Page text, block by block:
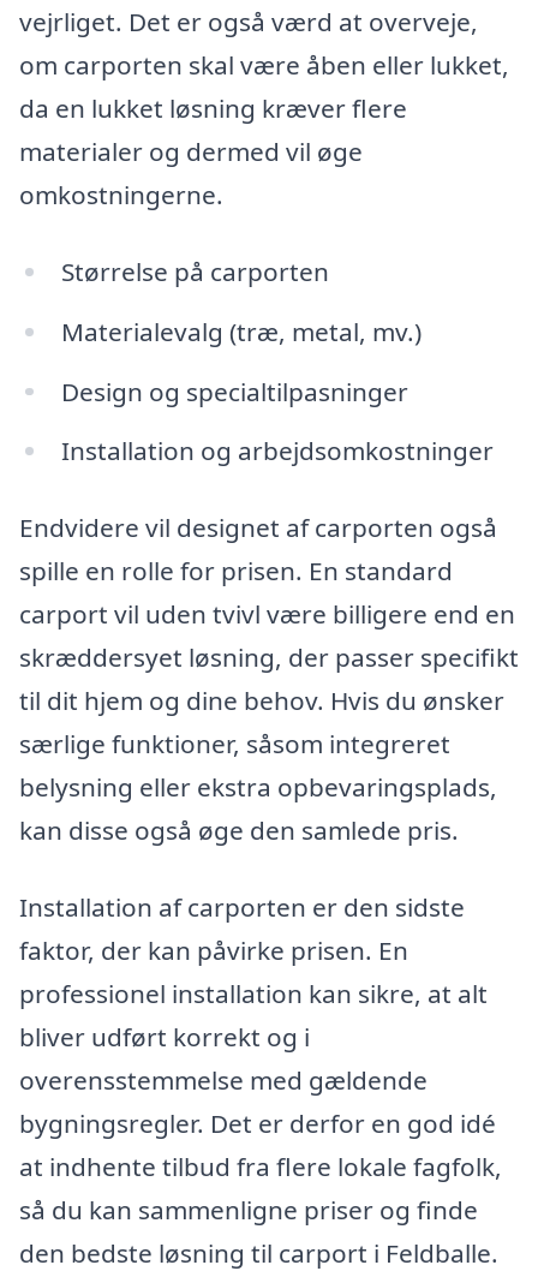
vejrliget. Det er også værd at overveje,
om carporten skal være åben eller lukket,
da en lukket løsning kræver flere
materialer og dermed vil øge
omkostningerne.
Størrelse på carporten
Materialevalg (træ, metal, mv.)
Design og specialtilpasninger
Installation og arbejdsomkostninger
Endvidere vil designet af carporten også
spille en rolle for prisen. En standard
carport vil uden tvivl være billigere end en
skræddersyet løsning, der passer specifikt
til dit hjem og dine behov. Hvis du ønsker
særlige funktioner, såsom integreret
belysning eller ekstra opbevaringsplads,
kan disse også øge den samlede pris.
Installation af carporten er den sidste
faktor, der kan påvirke prisen. En
professionel installation kan sikre, at alt
bliver udført korrekt og i
overensstemmelse med gældende
bygningsregler. Det er derfor en god idé
at indhente tilbud fra flere lokale fagfolk,
så du kan sammenligne priser og finde
den bedste løsning til carport i Feldballe.